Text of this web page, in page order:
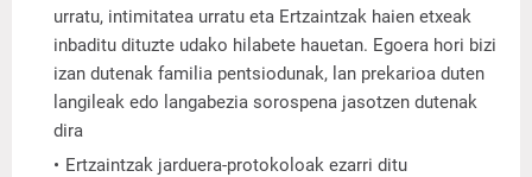
urratu, intimitatea urratu eta Ertzaintzak haien etxeak
inbaditu dituzte udako hilabete hauetan. Egoera hori bizi
izan dutenak familia pentsiodunak, lan prekarioa duten
langileak edo langabezia sorospena jasotzen dutenak
dira
Ertzaintzak jarduera-protokoloak ezarri ditu